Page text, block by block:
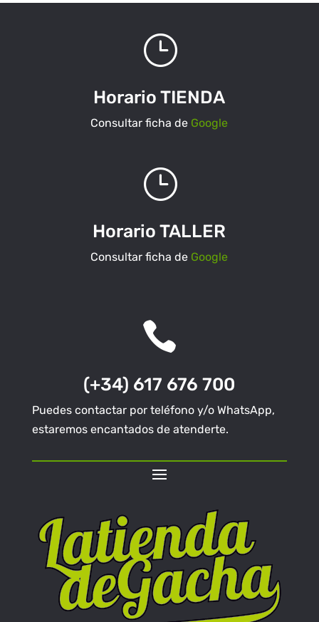
}
Horario TIENDA
Consultar ficha de Google
}
Horario TALLER
Consultar ficha de Google

(+34) 617 676 700
Puedes contactar por teléfono y/o WhatsApp,
estaremos encantados de atenderte.